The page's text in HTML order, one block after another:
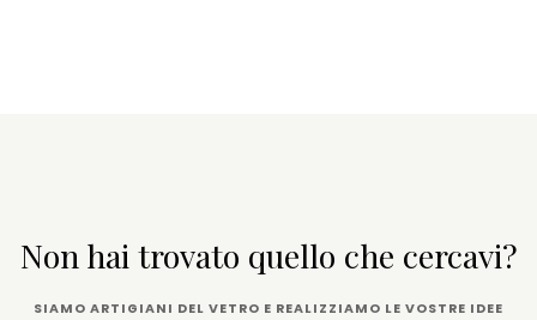
Non hai trovato quello che cercavi?
SIAMO ARTIGIANI DEL VETRO E REALIZZIAMO LE VOSTRE IDEE